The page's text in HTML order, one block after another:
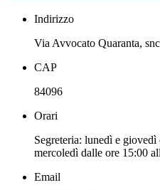
Indirizzo
Via Avvocato Quaranta, snc
CAP
84096
Orari
Segreteria: lunedì e
mercoledì dalle ore 15:00
Email